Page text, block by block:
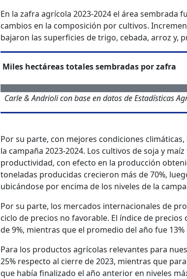
En la zafra agrícola 2023-2024 el área sembrada
cambios en la composición por cultivos.
bajaron las superficies de trigo, cebada, arroz y,
Miles hectáreas totales sembradas por zafra
Carle & Andrioli con base en datos de Estadísticas
Por su parte, con mejores condiciones
la campaña 2023-2024. Los cultivos de soja y
productividad, con efecto en la producción
toneladas producidas crecieron más de 70%,
ubicándose por encima de los niveles de la
Por su parte, los mercados internacionales de
ciclo de precios no favorable. El índice de precios
de 9%, mientras que el promedio del año fue
Para los productos agrícolas relevantes para
25% respecto al cierre de 2023, mientras que
que había finalizado el año anterior en niveles